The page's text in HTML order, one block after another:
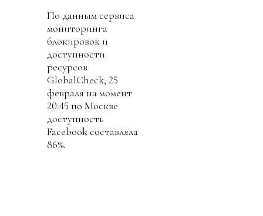
По данным сервиса
мониторинга
блокировок и
доступности
ресурсов
GlobalCheck, 25
февраля на момент
20:45 по Москве
доступность
Facebook составляла
86%.